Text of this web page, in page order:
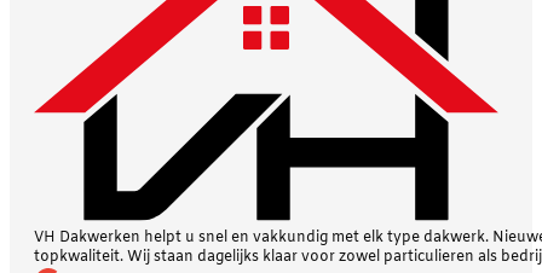
VH Dakwerken helpt u snel en vakkundig met elk type dakwerk.
topkwaliteit. Wij staan dagelijks klaar voor zowel particulieren als